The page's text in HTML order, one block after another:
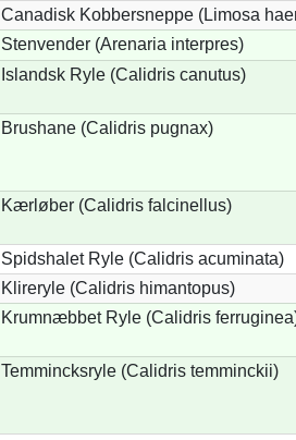
Canadisk Kobbersneppe (Limosa
Stenvender (Arenaria interpres)
Islandsk Ryle (Calidris canutus)
Brushane (Calidris pugnax)
Kærløber (Calidris falcinellus)
Spidshalet Ryle (Calidris acuminata)
Klireryle (Calidris himantopus)
Krumnæbbet Ryle (Calidris
Temmincksryle (Calidris temminckii)